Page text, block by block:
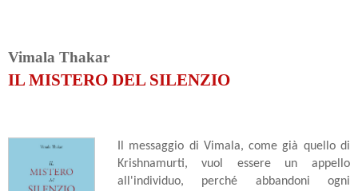
Vimala Thakar
IL MISTERO DEL SILENZIO
Il messaggio di Vimala, come già quello di
Krishnamurti, vuol essere un appello
all'individuo, perché abbandoni ogni